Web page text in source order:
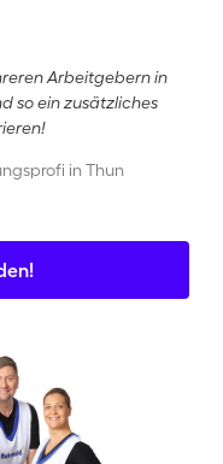
Arbeitgebern in
so ein zusätzliches
in Thun